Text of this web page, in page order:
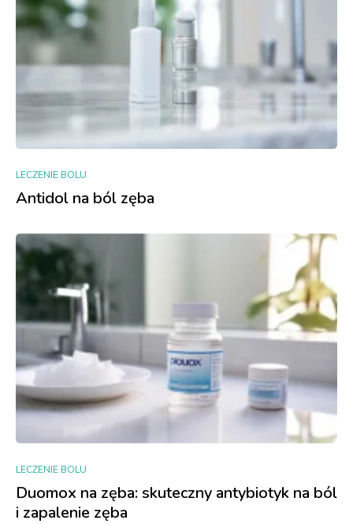
LECZENIE BOLU
Antidol na ból zęba
LECZENIE BOLU
Duomox na zęba: skuteczny antybiotyk na ból
i zapalenie zęba